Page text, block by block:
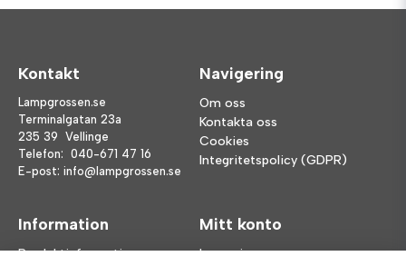
Kontakt
Lampgrossen.se
Terminalgatan 23a
235 39 Vellinge
Telefon: 040-671 47 16
E-post: info@lampgrossen.se
Navigering
Om oss
Kontakta oss
Cookies
Integritetspolicy (GDPR)
Information
Produktinformation
Mitt konto
Logga in